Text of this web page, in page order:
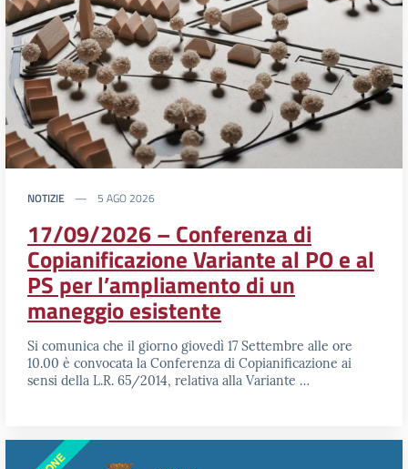
NOTIZIE 5 AGO 2026
17/09/2026 – Conferenza di
Copianificazione Variante al PO e al
PS per l’ampliamento di un
maneggio esistente
Si comunica che il giorno giovedì 17 Settembre alle ore
10.00 è convocata la Conferenza di Copianificazione ai
sensi della L.R. 65/2014, relativa alla Variante …